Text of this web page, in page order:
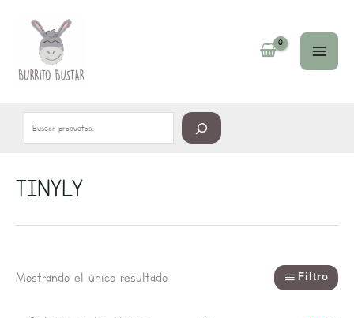
contenido
TINYLY
Mostrando el único resultado Filtro